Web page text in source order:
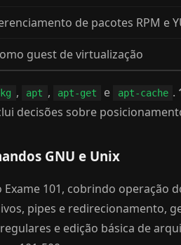
de pacotes RPM e
guest de virtualização
, apt , apt-get e apt-cache .
decisões sobre
GNU e Unix
101, cobrindo operação
pipes e redirecionamento,
e edição básica de